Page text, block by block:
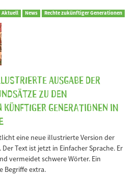
Aktuell News Rechte zukünftiger Generationen
Ausgabe der
zu den
künftiger Generationen in
eine neue illustrierte Version der
Text ist jetzt in Einfacher Sprache. Er
vermeidet schwere Wörter. Ein
Begriffe extra.